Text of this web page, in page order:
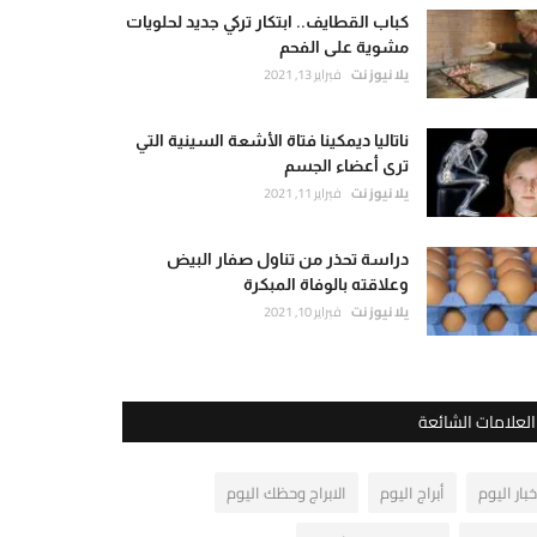
كباب القطايف.. ابتكار تركي جديد لحلويات
مشوية على الفحم
يلا نيوز نت فبراير 13, 2021
ناتاليا ديمكينا فتاة الأشعة السينية التي
ترى أعضاء الجسم
يلا نيوز نت فبراير 11, 2021
دراسة تحذر من تناول صفار البيض
وعلاقته بالوفاة المبكرة
يلا نيوز نت فبراير 10, 2021
العلامات الشائعة
اليوم أبراج اليوم
الابراج وحظك اليوم